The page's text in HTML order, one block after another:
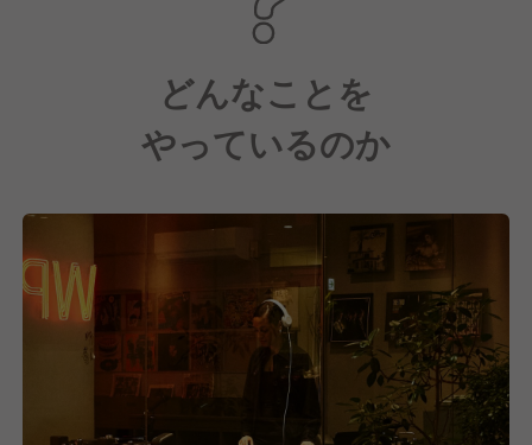
どんなことを
やっているのか